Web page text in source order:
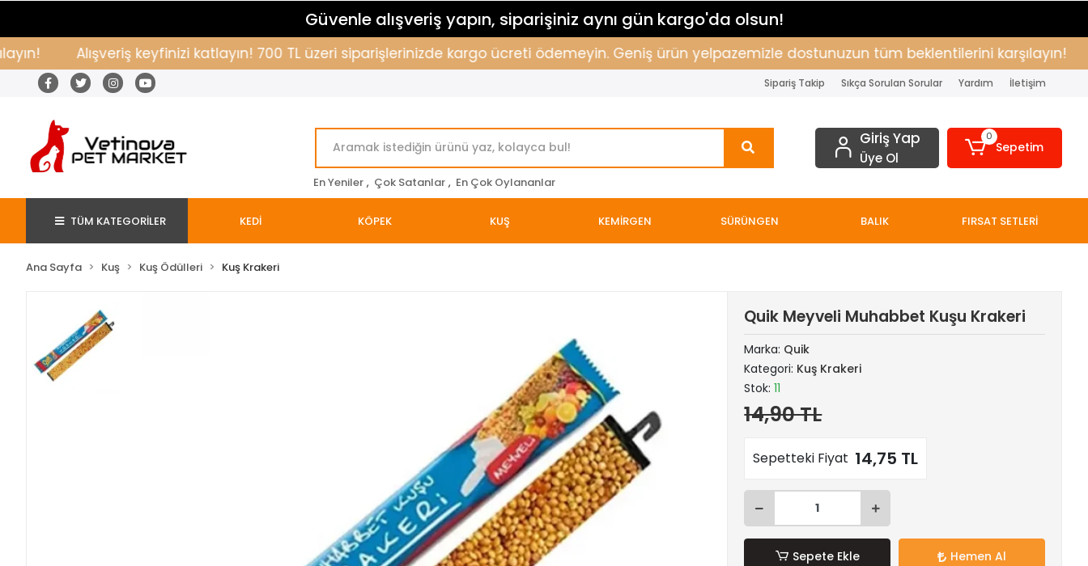
Güvenle alışveriş yapın, siparişiniz aynı gün kargo'da olsun!
Alışveriş keyfinizi katlayın! 700 TL üzeri siparişlerinizde kargo ücreti ödemeyin. Geniş ürün yelpazemizle dostunuzun tüm beklentilerini karşılayın!
Sipariş Takip Sıkça Sorulan Sorular Yardım İletişim
En Yeniler , Çok Satanlar , En Çok Oylananlar
Giriş Yap
Üye Ol
0
Sepetim
TÜM KATEGORİLER KEDİ KÖPEK KUŞ KEMİRGEN SÜRÜNGEN BALIK FIRSAT SETLERİ
Ana Sayfa Kuş Kuş Ödülleri Kuş Krakeri
Quik Meyveli Muhabbet Kuşu Krakeri
Marka: Quik
Kategori: Kuş Krakeri
Stok:11
14,90 TL
Sepetteki Fiyat 14,75 TL
Sepete Ekle Hemen Al